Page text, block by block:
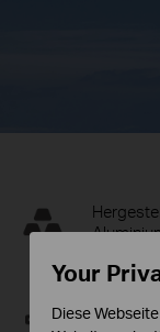
Your
Diese